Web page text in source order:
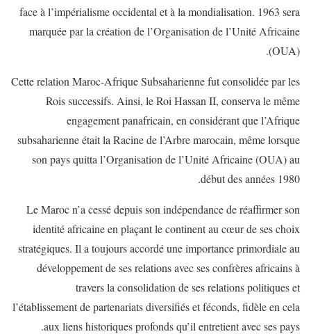
face à l’impérialisme occidental et à la mondialisation. 1963 sera
marquée par la création de l’Organisation de l’Unité Africaine
(OUA).
Cette relation Maroc-Afrique Subsaharienne fut consolidée par les
Rois successifs. Ainsi, le Roi Hassan II, conserva le même
engagement panafricain, en considérant que l’Afrique
subsaharienne était la Racine de l’Arbre marocain, même lorsque
son pays quitta l’Organisation de l’Unité Africaine (OUA) au
début des années 1980.
Le Maroc n’a cessé depuis son indépendance de réaffirmer son
identité africaine en plaçant le continent au cœur de ses choix
stratégiques. Il a toujours accordé une importance primordiale au
développement de ses relations avec ses confrères africains à
travers la consolidation de ses relations politiques et
l’établissement de partenariats diversifiés et féconds, fidèle en cela
aux liens historiques profonds qu’il entretient avec ses pays.